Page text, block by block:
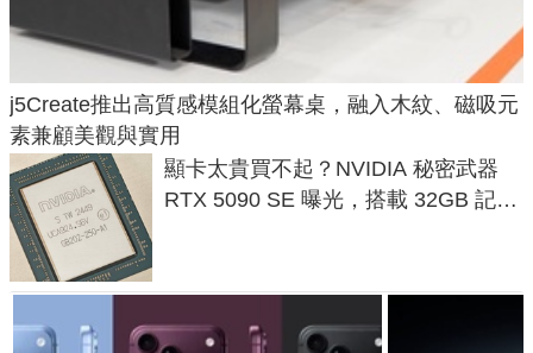
j5Create推出高質感模組化螢幕桌，融入木紋、磁吸元
素兼顧美觀與實用
顯卡太貴買不起？NVIDIA 秘密武器
RTX 5090 SE 曝光，搭載 32GB 記憶